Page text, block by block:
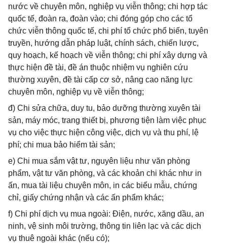
nước về chuyên môn, nghiệp vụ viễn thông; chi hợp tác
quốc tế, đoàn ra, đoàn vào; chi đóng góp cho các tổ
chức viễn thông quốc tế, chi phí tổ chức phổ biến, tuyên
truyền, hướng dẫn pháp luật, chính sách, chiến lược,
quy hoạch, kế hoạch về viễn thông; chi phí xây dựng và
thực hiện đề tài, đề án thuộc nhiệm vụ nghiên cứu
thường xuyên, đề tài cấp cơ sở, nâng cao năng lực
chuyên môn, nghiệp vụ về viễn thông;
đ) Chi sửa chữa, duy tu, bảo dưỡng thường xuyên tài
sản, máy móc, trang thiết bị, phương tiện làm việc phục
vụ cho việc thực hiện công việc, dịch vụ và thu phí, lệ
phí; chi mua bảo hiểm tài sản;
e) Chi mua sắm vật tư, nguyên liệu như văn phòng
phẩm, vật tư văn phòng, và các khoản chi khác như in
ấn, mua tài liệu chuyên môn, in các biểu mẫu, chứng
chỉ, giấy chứng nhận và các ấn phẩm khác;
f) Chi phí dịch vụ mua ngoài: Điện, nước, xăng dầu, an
ninh, vệ sinh môi trường, thông tin liên lạc và các dịch
vụ thuê ngoài khác (nếu có);